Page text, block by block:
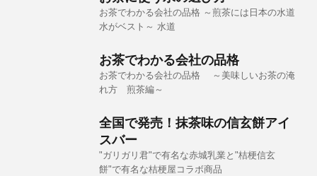
お茶でわかる会社の品格 ～煎茶には日本の水道
水がベスト～ 水道
お茶でわかる会社の品格
お茶でわかる会社の品格 ～美味しいお茶の淹
れ方 煎茶編～
全国で発売！抹茶味の信玄餅アイ
スバー
"ガリガリ君"で有名な赤城乳業と"桔梗信玄
餅"で有名な桔梗屋コラボ商品